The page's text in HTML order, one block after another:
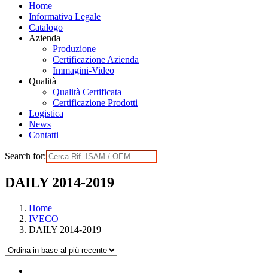
Home
Informativa Legale
Catalogo
Azienda
Produzione
Certificazione Azienda
Immagini-Video
Qualità
Qualità Certificata
Certificazione Prodotti
Logistica
News
Contatti
Search for:
DAILY 2014-2019
Home
IVECO
DAILY 2014-2019